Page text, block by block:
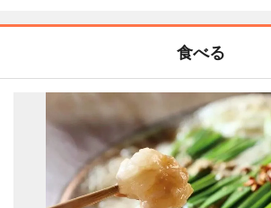
食べる